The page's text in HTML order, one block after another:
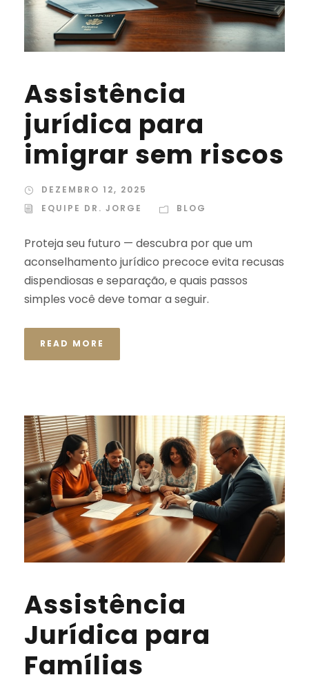
Assistência
jurídica para
imigrar sem riscos
DEZEMBRO 12, 2025
EQUIPE DR. JORGE
BLOG
Proteja seu futuro — descubra por que um
aconselhamento jurídico precoce evita recusas
dispendiosas e separação, e quais passos
simples você deve tomar a seguir.
READ MORE
Assistência
Jurídica para
Famílias